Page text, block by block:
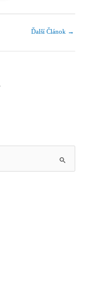
Ďalší Článok →